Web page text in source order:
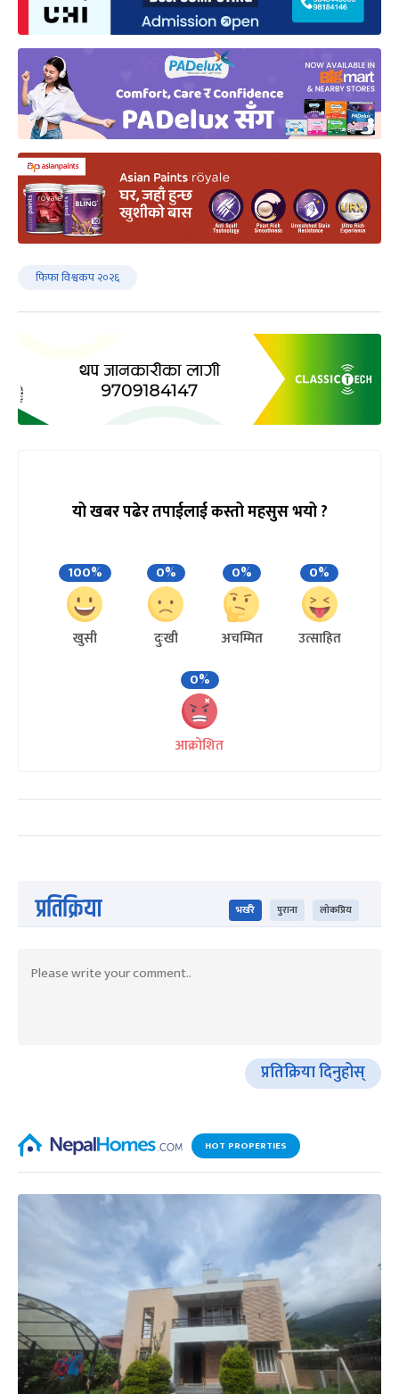
फिफा विश्वकप २०२६
यो खबर पढेर तपाईलाई कस्तो महसुस भयो ?
100%
खुसी
0%
दुःखी
0%
अचम्मित
0%
उत्साहित
0%
आक्रोशित
प्रतिक्रिया भर्खरै पुराना लोकप्रिय
प्रतिक्रिया दिनुहोस्
HOT PROPERTIES